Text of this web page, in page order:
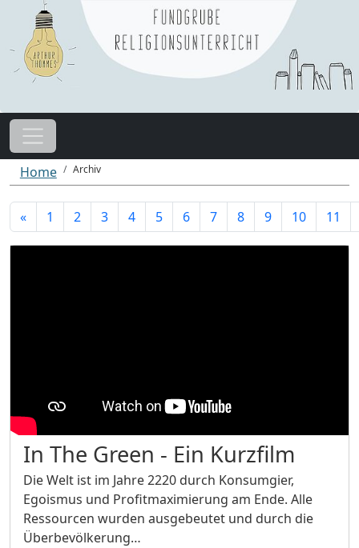
Home Archiv
« 1 2 3 4 5 6 7 8 9 10 11
In The Green - Ein Kurzfilm
Die Welt ist im Jahre 2220 durch Konsumgier,
Egoismus und Profitmaximierung am Ende. Alle
Ressourcen wurden ausgebeutet und durch die
Überbevölkerung…